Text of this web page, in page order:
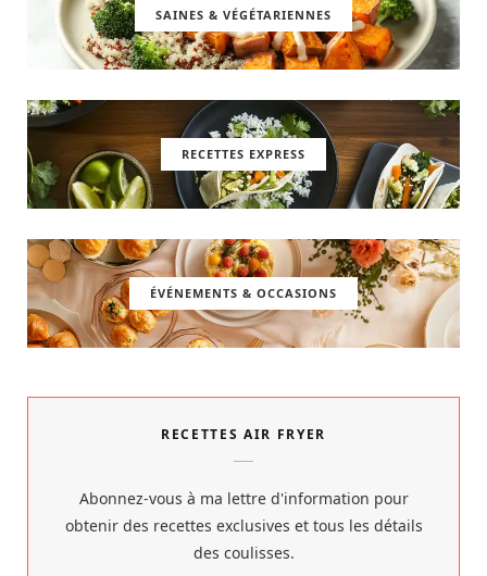
SAINES & VÉGÉTARIENNES
RECETTES EXPRESS
ÉVÉNEMENTS & OCCASIONS
RECETTES AIR FRYER
Abonnez-vous à ma lettre d'information pour
obtenir des recettes exclusives et tous les détails
des coulisses.